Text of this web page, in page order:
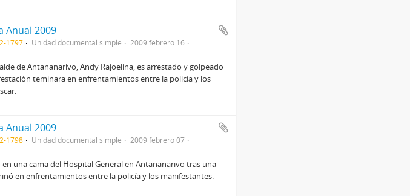
Anual 2009
1797 Unidad documental simple
2009 febrero 16
de Antananarivo, Andy Rajoelina, es arrestado y golpeado
teminara en enfrentamientos entre la policía y los
Anual 2009
1798 Unidad documental simple
2009 febrero 07
una cama del Hospital General en Antananarivo tras una
en enfrentamientos entre la policía y los manifestantes.